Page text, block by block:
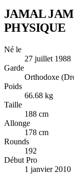
JAMAL
PHYSIQUE
Né le
27 juillet 1988
Garde
Orthodoxe
Poids
66.68 kg
Taille
188 cm
Allonge
178 cm
Rounds
192
Début Pro
1 janvier 2010